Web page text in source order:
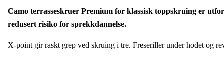
Grepptype :
Hodeform
Camo terrasseskruer Premium for klassisk toppskruing er
redusert risiko for sprekkdannelse.
X-point gir raskt grep ved skruing i tre. Freseriller under hodet og